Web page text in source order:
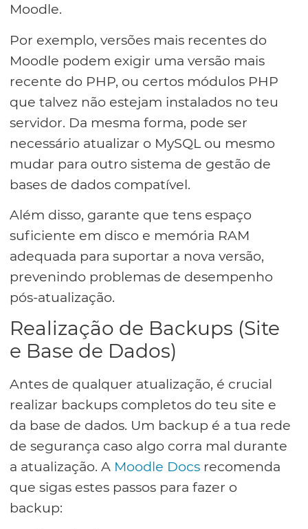
Moodle.
Por exemplo, versões mais recentes do
Moodle podem exigir uma versão mais
recente do PHP, ou certos módulos PHP
que talvez não estejam instalados no teu
servidor. Da mesma forma, pode ser
necessário atualizar o MySQL ou mesmo
mudar para outro sistema de gestão de
bases de dados compatível.
Além disso, garante que tens espaço
suficiente em disco e memória RAM
adequada para suportar a nova versão,
prevenindo problemas de desempenho
pós-atualização.
Realização de Backups (Site
e Base de Dados)
Antes de qualquer atualização, é crucial
realizar backups completos do teu site e
da base de dados. Um backup é a tua rede
de segurança caso algo corra mal durante
a atualização. A Moodle Docs recomenda
que sigas estes passos para fazer o
backup: